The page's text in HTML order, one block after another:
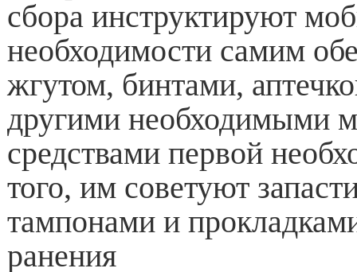
сбора инструктируют
необходимости самим
жгутом, бинтами,
другими необходимыми
средствами первой
того, им советуют
тампонами и
ранения